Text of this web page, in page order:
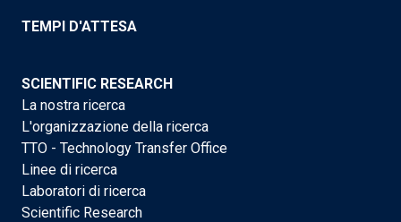
TEMPI D'ATTESA
SCIENTIFIC RESEARCH
La nostra ricerca
L'organizzazione della ricerca
TTO - Technology Transfer Office
Linee di ricerca
Laboratori di ricerca
Scientific Research